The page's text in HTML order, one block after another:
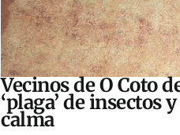
Vecinos de O Coto
‘plaga’ de insectos
calma